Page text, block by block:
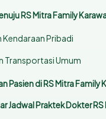
RS Mitra Family
Pribadi
Transportasi Umum
Pasien di RS Mitra
Jadwal Praktek Dokter